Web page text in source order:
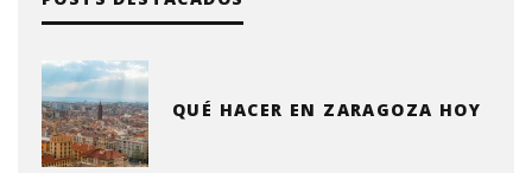
QUÉ HACER EN ZARAGOZA HOY